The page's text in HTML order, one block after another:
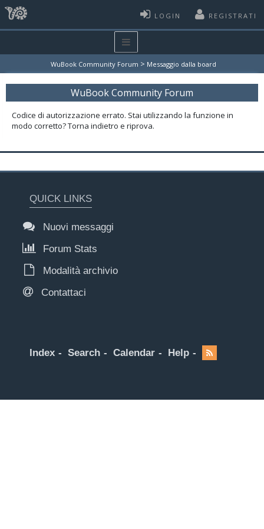
LOGIN REGISTRATI
WuBook Community Forum > Messaggio dalla board
WuBook Community Forum
Codice di autorizzazione errato. Stai utilizzando la funzione in
modo corretto? Torna indietro e riprova.
QUICK LINKS
Nuovi messaggi
Forum Stats
Modalità archivio
Contattaci
Index Search Calendar Help